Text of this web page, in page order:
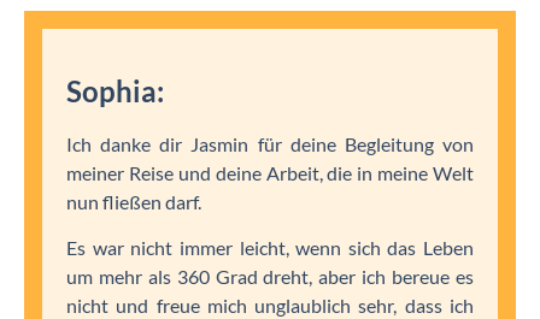
Sophia:
Ich danke dir Jasmin für deine Begleitung von
meiner Reise und deine Arbeit, die in meine Welt
nun fließen darf.
Es war nicht immer leicht, wenn sich das Leben
um mehr als 360 Grad dreht, aber ich bereue es
nicht und freue mich unglaublich sehr, dass ich